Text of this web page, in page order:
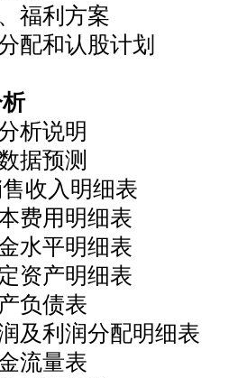
利方案
和认股计划
说明
预测
入明细表
明细表
明细表
明细表
债表
润分配明细表
量表